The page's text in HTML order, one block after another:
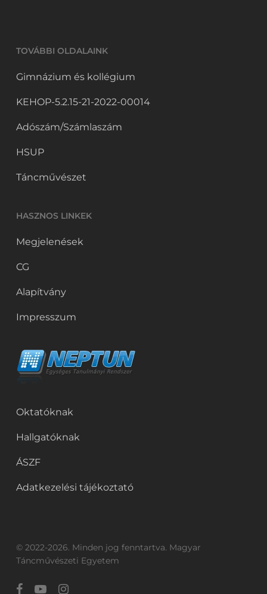
TOVÁBBI OLDALAINK
Gimnázium és kollégium
KEHOP-5.2.15-21-2022-00014
Adószám/Számlaszám
HSUP
Táncművészet
HASZNOS LINKEK
Megjelenések
CG
Alapítvány
Impresszum
Oktatóknak
Hallgatóknak
ÁSZF
Adatkezelési tájékoztató
© 2022-2026. Minden jog fenntartva. Magyar
Táncművészeti Egyetem
facebookyoutubeinstagram